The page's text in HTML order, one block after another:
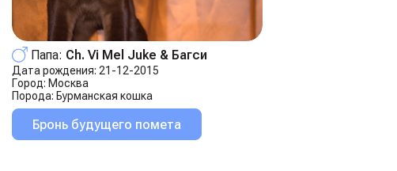
Папа: Ch. Vi Mel Juke & Багси
Дата рождения: 21-12-2015
Город: Москва
Порода: Бурманская кошка
Бронь будущего помета